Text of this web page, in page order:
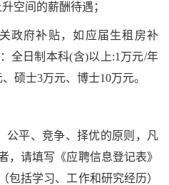
空间的薪酬待遇；
政府补贴，如应届生租房补
全日制本科(含)以上:1万元/年
、硕士3万元、博士10万元。
公平、竞争、择优的原则，凡
，请填写《应聘信息登记表》
包括学习、工作和研究经历）